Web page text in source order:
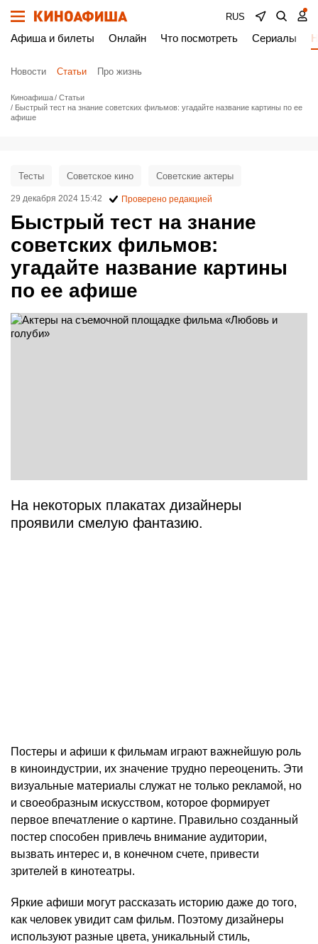
RUS
Афиша и билеты Онлайн Что посмотреть Сериалы
Новости Статьи Про жизнь
Киноафиша
Статьи
Быстрый тест на знание советских фильмов: угадайте название картины по ее
афише
Быстрый тест на знание
советских фильмов:
угадайте название картины
по ее афише
Тесты Советское кино Советские актеры
29 декабря 2024 15:42 Проверено редакцией
На некоторых плакатах дизайнеры
проявили смелую фантазию.
Постеры и афиши к фильмам играют важнейшую роль
в киноиндустрии, их значение трудно переоценить. Эти
визуальные материалы служат не только рекламой, но
и своеобразным искусством, которое формирует
первое впечатление о картине. Правильно созданный
постер способен привлечь внимание аудитории,
вызвать интерес и, в конечном счете, привести
зрителей в кинотеатры.
Яркие афиши могут рассказать историю даже до того,
как человек увидит сам фильм. Поэтому дизайнеры
используют разные цвета, уникальный стиль,